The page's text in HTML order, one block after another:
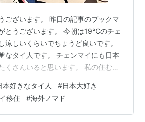
ございます。 昨日の記事のブックマ
とうございます。 今朝は19℃のチェ
涼しいくらいでちょうど良いです。
なタイ人です。 チェンマイにも日本
くさんいると思います。 私の住むコ
習いに週に２回学校に通っています
やら日本好きさんのひとりのようで
イで見かける日本語【タイ語の先生
本好きなタイ人 #日本大好き
移住 #海外ノマド